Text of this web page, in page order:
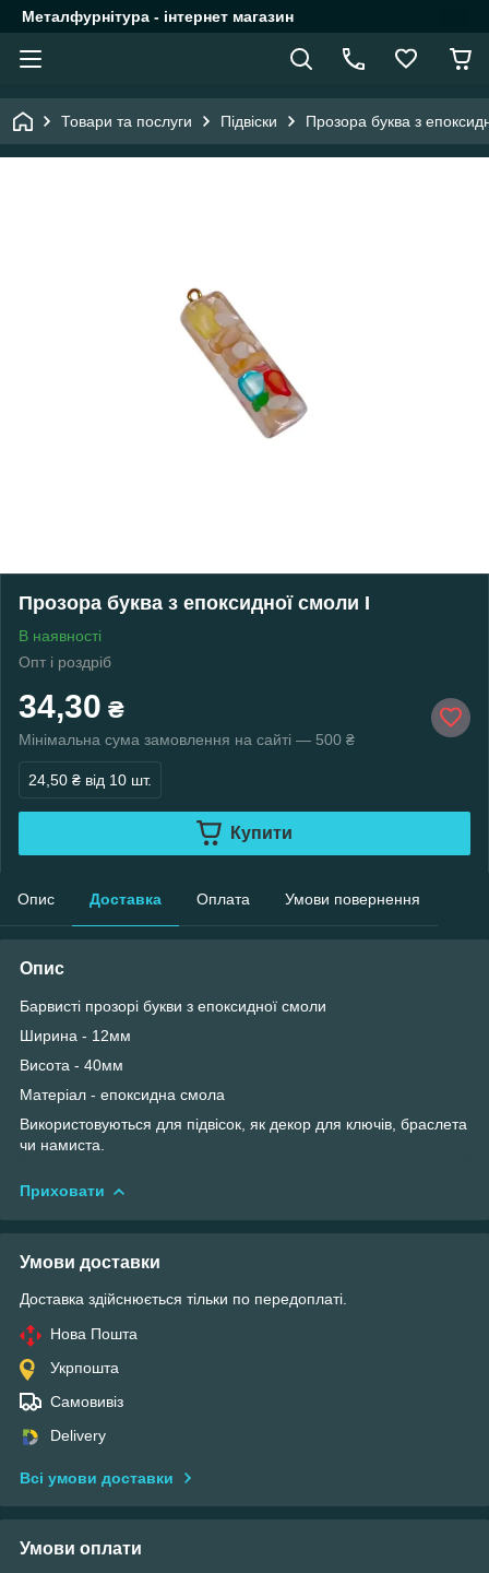
Металфурнітура - інтернет магазин
Товари та послуги Підвіски Прозора буква з
Прозора буква з епоксидної смоли I
В наявності
Опт і роздріб
34,30 ₴
Мінімальна сума замовлення на сайті — 500 ₴
24,50 ₴ від 10 шт.
Купити
Опис Доставка Оплата Умови повернення
Опис
Барвисті прозорі букви з епоксидної смоли
Ширина - 12мм
Висота - 40мм
Матеріал - епоксидна смола
Використовуються для підвісок, як декор для ключів, браслета
чи намиста.
Приховати
Умови доставки
Доставка здійснюється тільки по передоплаті.
Нова Пошта
Укрпошта
Самовивіз
Delivery
Всі умови доставки
Умови оплати